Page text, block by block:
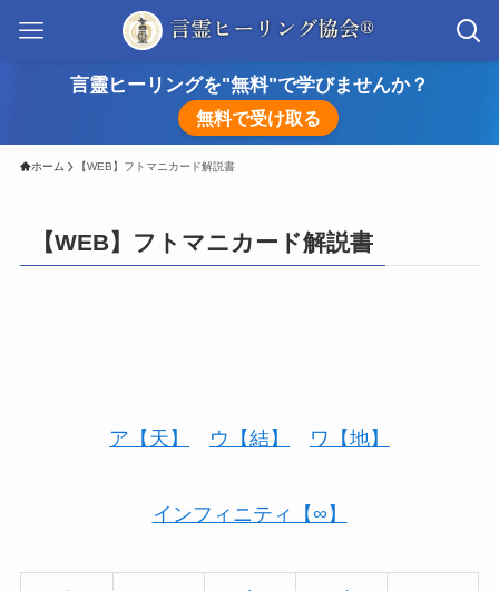
言靈ヒーリングを"無料"で学びませんか？
無料で受け取る
ホーム 【WEB】フトマニカード解説書
【WEB】フトマニカード解説書
ア【天】 ウ【結】 ワ【地】
インフィニティ【∞】